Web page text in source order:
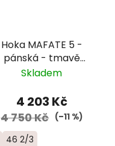
Hoka MAFATE 5 -
pánská - tmavě
zelená
Skladem
4 203 Kč
4 750 Kč (–11 %)
46 2/3